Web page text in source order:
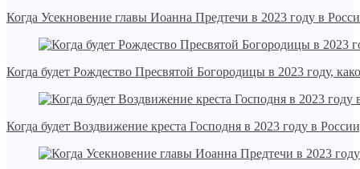
Когда Усекновение главы Иоанна Предтечи в 2023 году в
Когда будет Рождество Пресвятой Богородицы в 2023 году,
Когда будет Воздвижение креста Господня в 2023 году в